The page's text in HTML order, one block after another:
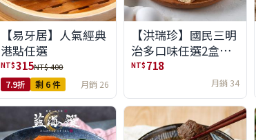
【易牙居】人氣經典
港點任選
NT$315NT$ 400
7.9折 剩 6 件 月銷 26
【洪瑞珍】國民三明
治多口味任選2盒組
(6入/盒)(免運)
NT$ 718
月銷 34